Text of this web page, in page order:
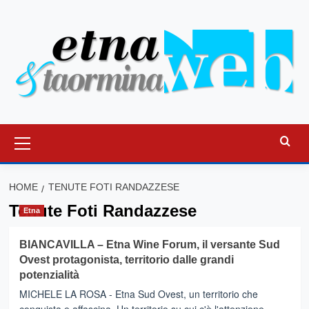
principale
HOME TENUTE FOTI RANDAZZESE
Tenute Foti Randazzese
Etna
BIANCAVILLA – Etna Wine Forum, il versante Sud
Ovest protagonista, territorio dalle grandi
potenzialità
MICHELE LA ROSA - Etna Sud Ovest, un territorio che